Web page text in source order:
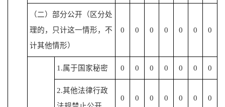
（二）部分公开（区分处
理的，只计这一情形，不
计其他情形）
0 0 0 0 0 0 0
1.属于国家秘密 0 0 0 0 0 0 0
2.其他法律行政
0 0 0 0 0 0 0